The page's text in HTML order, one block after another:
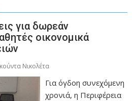
για δωρεάν
οικονομικά
Νικολέτα
Για όγδοη συνεχόμενη
χρονιά, η Περιφέρεια